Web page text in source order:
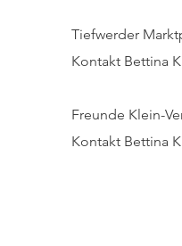
Tiefwerder
Kontakt Bettina
Freunde Klein-
Kontakt Bettina